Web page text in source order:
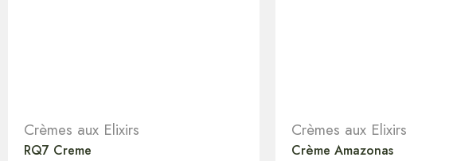
Crèmes aux Elixirs
RQ7 Creme
Crèmes aux Elixirs
Crème Amazonas